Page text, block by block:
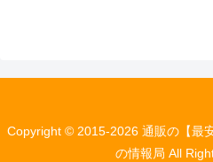
Copyright © 2015-2026 通販の【最
の情報局 All